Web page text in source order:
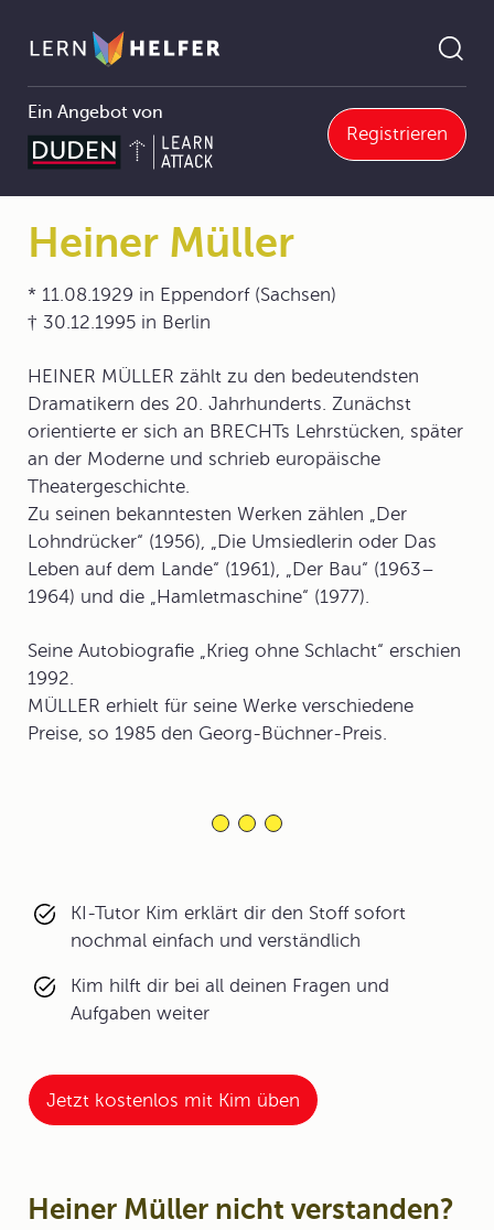
Ein Angebot von
Registrieren
Pfadnavigation
Deutsch Abitur 4 Literaturgeschichte 4.10 Literatur von 1945 bis zur Gegenwart Heiner Müller
Heiner Müller
* 11.08.1929 in Eppendorf (Sachsen)
† 30.12.1995 in Berlin
HEINER MÜLLER zählt zu den bedeutendsten
Dramatikern des 20. Jahrhunderts. Zunächst
orientierte er sich an BRECHTs Lehrstücken, später
an der Moderne und schrieb europäische
Theatergeschichte.
Zu seinen bekanntesten Werken zählen „Der
Lohndrücker“ (1956), „Die Umsiedlerin oder Das
Leben auf dem Lande“ (1961), „Der Bau“ (1963–
1964) und die „Hamletmaschine“ (1977).
Seine Autobiografie „Krieg ohne Schlacht“ erschien
1992.
MÜLLER erhielt für seine Werke verschiedene
Preise, so 1985 den Georg-Büchner-Preis.
KI-Tutor Kim erklärt dir den Stoff sofort
nochmal einfach und verständlich
Kim hilft dir bei all deinen Fragen und
Aufgaben weiter
Jetzt kostenlos mit Kim üben
Heiner Müller nicht verstanden?